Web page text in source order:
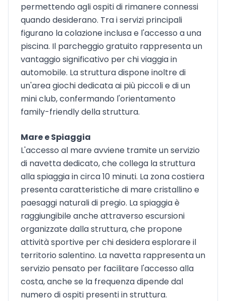
permettendo agli ospiti di rimanere connessi
quando desiderano. Tra i servizi principali
figurano la colazione inclusa e l'accesso a una
piscina. Il parcheggio gratuito rappresenta un
vantaggio significativo per chi viaggia in
automobile. La struttura dispone inoltre di
un'area giochi dedicata ai più piccoli e di un
mini club, confermando l'orientamento
family-friendly della struttura.
Mare e Spiaggia
L'accesso al mare avviene tramite un servizio
di navetta dedicato, che collega la struttura
alla spiaggia in circa 10 minuti. La zona costiera
presenta caratteristiche di mare cristallino e
paesaggi naturali di pregio. La spiaggia è
raggiungibile anche attraverso escursioni
organizzate dalla struttura, che propone
attività sportive per chi desidera esplorare il
territorio salentino. La navetta rappresenta un
servizio pensato per facilitare l'accesso alla
costa, anche se la frequenza dipende dal
numero di ospiti presenti in struttura.